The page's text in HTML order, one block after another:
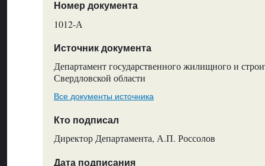
Номер документа
1012-А
Источник документа
Департамент государственного жилищного и
Свердловской области
Все документы источника
Кто подписал
Директор Департамента, А.П. Россолов
Дата подписания